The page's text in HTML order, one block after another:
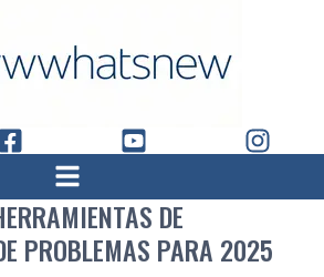
DE
PROBLEMAS PARA 2025